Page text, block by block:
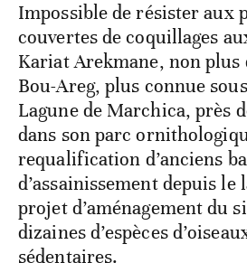
Impossible de résister aux
couvertes de coquillages
Kariat Arekmane, non plus
Bou-Areg, plus connue
Lagune de Marchica, près
dans son parc
requalification d’anciens
d’assainissement depuis le
projet d’aménagement du
dizaines d’espèces
sédentaires.